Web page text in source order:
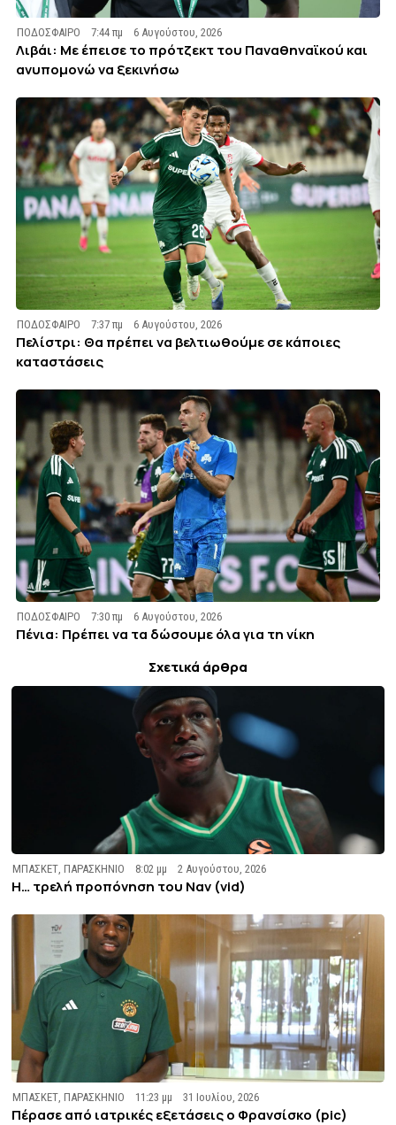
ΠΟΔΟΣΦΑΙΡΟ 7:44 πμ 6 Αυγούστου, 2026
Λιβάι: Με έπεισε το πρότζεκτ του Παναθηναϊκού και
ανυπομονώ να ξεκινήσω
ΠΟΔΟΣΦΑΙΡΟ 7:37 πμ 6 Αυγούστου, 2026
Πελίστρι: Θα πρέπει να βελτιωθούμε σε κάποιες
καταστάσεις
ΠΟΔΟΣΦΑΙΡΟ 7:30 πμ 6 Αυγούστου, 2026
Πένια: Πρέπει να τα δώσουμε όλα για τη νίκη
Σχετικά άρθρα
ΜΠΑΣΚΕΤ ,ΠΑΡΑΣΚΗΝΙΟ 8:02 μμ 2 Αυγούστου, 2026
Η… τρελή προπόνηση του Ναν (vid)
ΜΠΑΣΚΕΤ ,ΠΑΡΑΣΚΗΝΙΟ 11:23 μμ 31 Ιουλίου, 2026
Πέρασε από ιατρικές εξετάσεις ο Φρανσίσκο (pic)